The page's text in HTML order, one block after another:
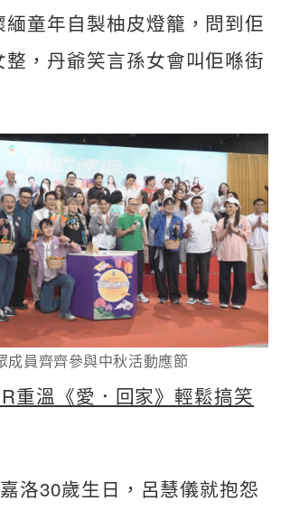
緬童年自製柚皮燈籠，問到佢
整，丹爺笑言孫女會叫佢喺街
成員齊齊參與中秋活動應節
重溫《愛．回家》輕鬆搞笑
洛30歲生日，呂慧儀就抱怨